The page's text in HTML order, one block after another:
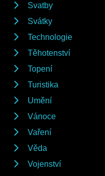
Svatby
Svátky
Technologie
Těhotenství
Topení
Turistika
Umění
Vánoce
Vaření
Věda
Vojenství